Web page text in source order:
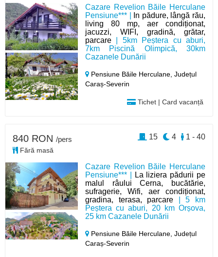
Cazare Revelion Băile Herculane
Pensiune*** |
In pădure, lângă rău,
living 80 mp, aer condiționat,
jacuzzi, WIFI, gradină, grătar,
parcare | 5km Peștera cu aburi,
7km Piscină Olimpică, 30km
Cazanele Dunării
Pensiune Băile Herculane,Județul
Caraș-Severin
Tichet | Card vacanță
Cazare Revelion Băile Herculane
Pensiune*** |
La liziera pădurii pe
malul râului Cerna, bucătărie,
sufragerie, Wifi, aer condiționat,
gradina, terasa, parcare | 5 km
Peștera cu aburi, 20 km Orșova,
25 km Cazanele Dunării
Pensiune Băile Herculane,Județul
Caraș-Severin
840 RON /pers
Fără masă
1 - 40
4
15